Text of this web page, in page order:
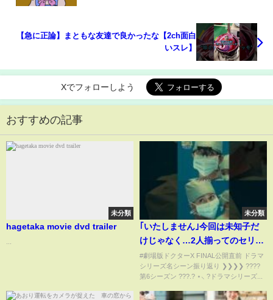
【急に正論】まともな友達で良かったな【2ch面白
いスレ】
Xでフォローしよう
おすすめの記事
未分類
hagetaka movie dvd trailer
未分類
｢いたしません｣今回は未知子だ
けじゃなく…2人揃ってのセリフ
にご注目！『劇場版ドクターX
FINAL』【12月6日(金)公開】
#劇場版ドクターX FINAL公開直前 ドラマ
シリーズ名シーン振り返り ❯❯❯❯ ????
第6シーズン ???.? ⋆⸜ ?ドラマシリーズ...